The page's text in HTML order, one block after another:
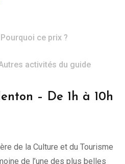
Pourquoi ce prix ?
activités du guide
– De 1h à 10h
de la Culture et du Tourisme
de l’une des plus belles